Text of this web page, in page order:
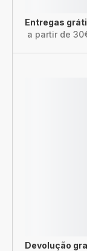
Entregas
a partir de
Devolução